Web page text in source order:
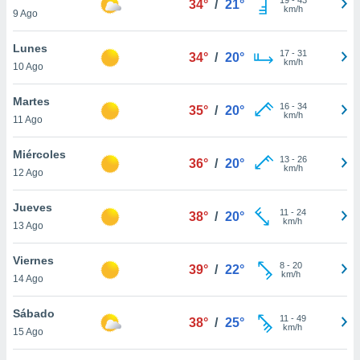
más
nuestra
y
de
disponible
cookies
aceptar
9 Ago
34° / 21°
km/h
Lunes
10 Ago
34° / 20° 17- 31
km/h
Martes
11 Ago
35° / 20° 16- 34
km/h
Miércoles
12 Ago
36° / 20° 13- 26
km/h
Jueves
13 Ago
38° / 20° 11 - 24
km/h
Viernes
14 Ago
39° / 22° 8- 20
km/h
Sábado
15 Ago
38° / 25° 11 - 49
km/h